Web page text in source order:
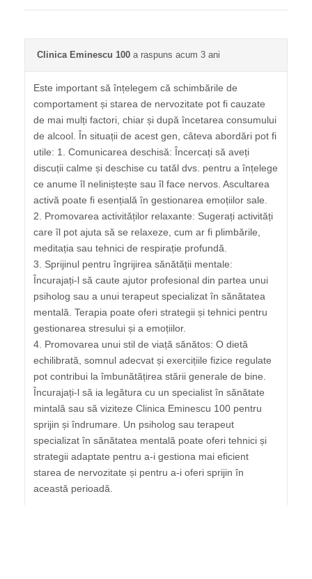
Clinica Eminescu 100 a raspuns acum 3 ani
Este important să înțelegem că schimbările de
comportament și starea de nervozitate pot fi cauzate
de mai mulți factori, chiar și după încetarea consumului
de alcool. În situații de acest gen, câteva abordări pot fi
utile: 1. Comunicarea deschisă: Încercați să aveți
discuții calme și deschise cu tatăl dvs. pentru a înțelege
ce anume îl neliniștește sau îl face nervos. Ascultarea
activă poate fi esențială în gestionarea emoțiilor sale.
2. Promovarea activităților relaxante: Sugerați activități
care îl pot ajuta să se relaxeze, cum ar fi plimbările,
meditația sau tehnici de respirație profundă.
3. Sprijinul pentru îngrijirea sănătății mentale:
Încurajați-l să caute ajutor profesional din partea unui
psiholog sau a unui terapeut specializat în sănătatea
mentală. Terapia poate oferi strategii și tehnici pentru
gestionarea stresului și a emoțiilor.
4. Promovarea unui stil de viață sănătos: O dietă
echilibrată, somnul adecvat și exercițiile fizice regulate
pot contribui la îmbunătățirea stării generale de bine.
Încurajați-l să ia legătura cu un specialist în sănătate
mintală sau să viziteze Clinica Eminescu 100 pentru
sprijin și îndrumare. Un psiholog sau terapeut
specializat în sănătatea mentală poate oferi tehnici și
strategii adaptate pentru a-i gestiona mai eficient
starea de nervozitate și pentru a-i oferi sprijin în
această perioadă.